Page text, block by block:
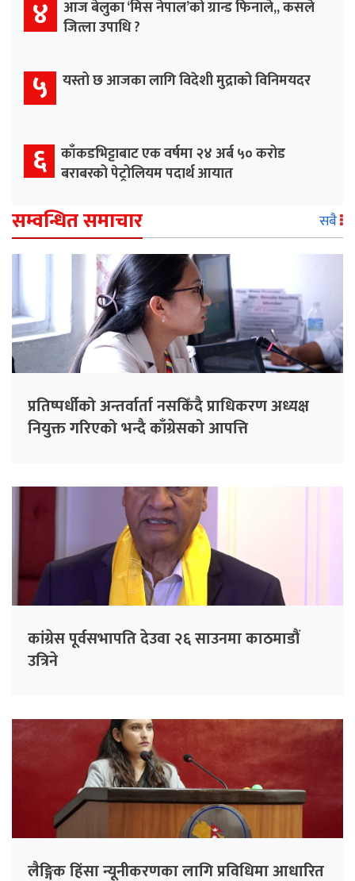
४ आज बेलुका ‘मिस नेपाल’को ग्रान्ड फिनाले,, कसले
जित्ला उपाधि ?
५ यस्तो छ आजका लागि विदेशी मुद्राको विनिमयदर
६ काँकडभिट्टाबाट एक वर्षमा २४ अर्ब ५० करोड
बराबरको पेट्रोलियम पदार्थ आयात
सम्वन्धित समाचार सबै
प्रतिष्पर्धीको अन्तर्वार्ता नसकिँदै प्राधिकरण अध्यक्ष
नियुक्त गरिएको भन्दै काँग्रेसको आपत्ति
कांग्रेस पूर्वसभापति देउवा २६ साउनमा काठमाडौं
उत्रिने
लैङ्गिक हिंसा न्यूनीकरणका लागि प्रविधिमा आधारित